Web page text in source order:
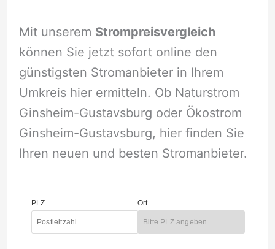
Mit unserem Strompreisvergleich
können Sie jetzt sofort online den
günstigsten Stromanbieter in Ihrem
Umkreis hier ermitteln. Ob Naturstrom
Ginsheim-Gustavsburg oder Ökostrom
Ginsheim-Gustavsburg, hier finden Sie
Ihren neuen und besten Stromanbieter.